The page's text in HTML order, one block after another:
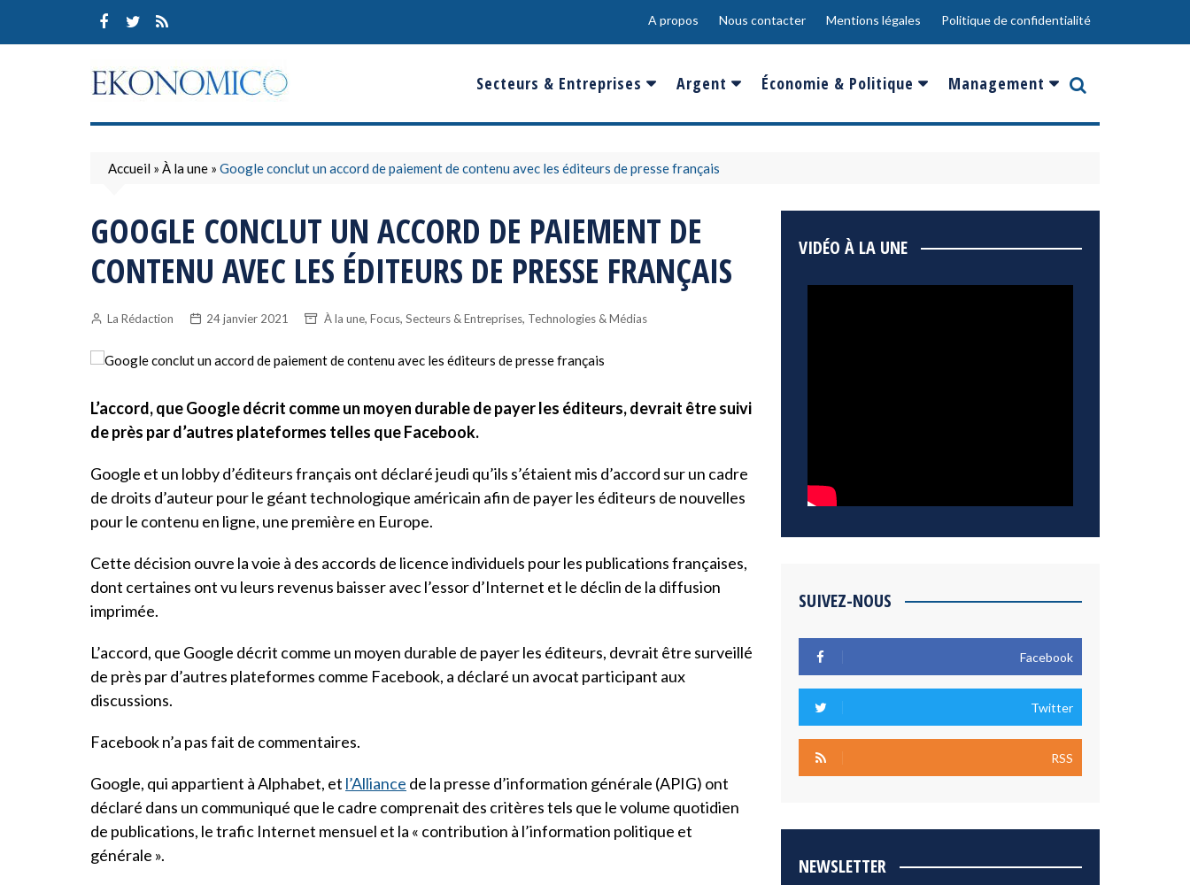
content
A propos Nous contacter Mentions légales Politique de confidentialité
Secteurs & Entreprises
Banques & Finances
Conso & Distrib
Environnement
Défense & Aéronautique
Technologies & Médias
Argent
Salaire
Sport
Epargne & Placements
Économie & Politique
France
Management
Innovation
Accueil » À la une » Google conclut un accord de paiement de contenu avec les éditeurs de presse français
GOOGLE CONCLUT UN ACCORD DE PAIEMENT DE
CONTENU AVEC LES ÉDITEURS DE PRESSE FRANÇAIS
La Rédaction 24 janvier 2021 À la une, Focus, Secteurs & Entreprises, Technologies & Médias
L’accord, que Google décrit comme un moyen durable de payer les éditeurs, devrait être suivi
de près par d’autres plateformes telles que Facebook.
Google et un lobby d’éditeurs français ont déclaré jeudi qu’ils s’étaient mis d’accord sur un cadre
de droits d’auteur pour le géant technologique américain afin de payer les éditeurs de nouvelles
pour le contenu en ligne, une première en Europe.
Cette décision ouvre la voie à des accords de licence individuels pour les publications françaises,
dont certaines ont vu leurs revenus baisser avec l’essor d’Internet et le déclin de la diffusion
imprimée.
L’accord, que Google décrit comme un moyen durable de payer les éditeurs, devrait être surveillé
de près par d’autres plateformes comme Facebook, a déclaré un avocat participant aux
discussions.
Facebook n’a pas fait de commentaires.
Google, qui appartient à Alphabet, et l’Alliance de la presse d’information générale (APIG) ont
déclaré dans un communiqué que le cadre comprenait des critères tels que le volume quotidien
de publications, le trafic Internet mensuel et la « contribution à l’information politique et
générale ».
VIDÉO À LA UNE
SUIVEZ-NOUS
Facebook
Twitter
RSS
NEWSLETTER